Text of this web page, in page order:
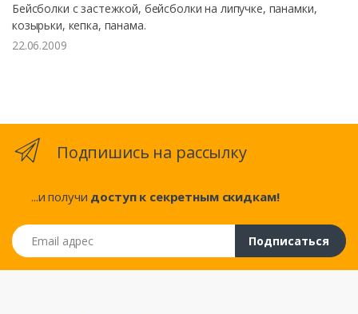
Бейсболки с застежкой, бейсболки на липучке, панамки,
козырьки, кепка, панама.
22.06.2009
Подпишись на рассылку
...и получи доступ к секретным скидкам!
Email адрес
Подписаться